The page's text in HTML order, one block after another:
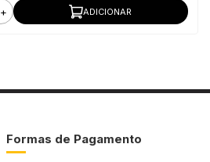
+ ADICIONAR
Formas de Pagamento